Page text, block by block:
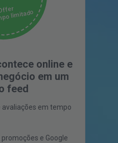
limitado
online e
em um
feed
avaliações em tempo
e Google